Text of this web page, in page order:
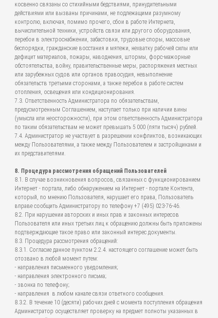
косвенно связаны со стихийными бедствиями, принудительными
действиями или вызваны причинами, не подлежащими разумному
контролю, включая, помимо прочего, сбои в работе Интернета,
вычислительной техники, устройств связи или другого оборудования,
перебои в электроснабжении, забастовки, трудовые споры, массовые
беспорядки, гражданские восстания и мятежи, нехватку рабочей силы или
дефицит материалов, пожары, наводнения, штормы, форс-мажорные
обстоятельства, войну, правительственные меры, распоряжения местных
или зарубежных судов или органов правосудия, невыполнение
обязательств третьими сторонами, а также перебои в работе систем
отопления, освещения или кондиционирования.
7.3. Ответственность Администратора по обязательствам,
предусмотренным Соглашением, наступает только при наличии вины
(умысла или неосторожности), при этом ответственность Администратора
по таким обязательствам не может превышать 5 000 (пяти тысяч) рублей.
7.4. Администратор не участвует в разрешении конфликтов, возникающих
между Пользователями, а также между Пользователем и застройщиками и
их представителями.
8. Процедура рассмотрения обращений Пользователей
8.1. В случае возникновения вопросов, связанных с функционированием
Интернет - портала, либо обнаружением на Интернет - портале Контента,
который, по мнению Пользователя, нарушает его права, Пользователь
вправе сообщить Администратору по телефону +7 (495) 023-76-46.
8.2. При нарушении авторских и иных прав и законных интересов
Пользователя или иных третьих лиц к обращению должны быть приложены
подтверждающие такое право или законный интерес документы.
8.3. Процедура рассмотрения обращений:
8.3.1. Согласие данное пунктом 2.2.4. настоящего соглашение может быть
отозвано в любой момент путем:
- направления письменного уведомления;
- направления электронного письма;
- звонка по телефону;
- направления в любом канале связи ответного сообщения.
8.3.2. В течение 10 (десяти) рабочих дней с момента поступления обращения
Администратор осуществляет проверку на предмет полноты указанных в